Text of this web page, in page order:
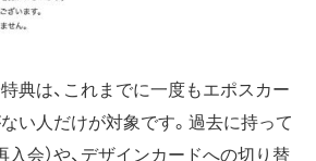
典は、これまでに一度もエポスカー
い人だけが対象です。過去に持って
入会）や、デザインカードへの切り替